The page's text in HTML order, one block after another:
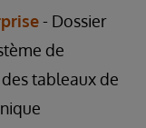
- Dossier
de
tableaux de